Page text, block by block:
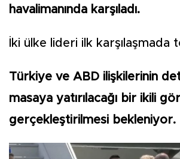
havalimanında karşıladı.
İki ülke lideri ilk karşılaşmada
Türkiye ve ABD ilişkilerinin
masaya yatırılacağı bir ikili
gerçekleştirilmesi bekleniyor.